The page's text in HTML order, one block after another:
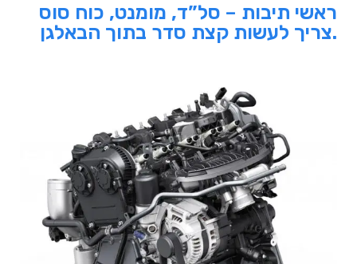
ראשי תיבות – סל”ד, מומנט, כוח סוס
צריך לעשות קצת סדר בתוך הבאלגן.